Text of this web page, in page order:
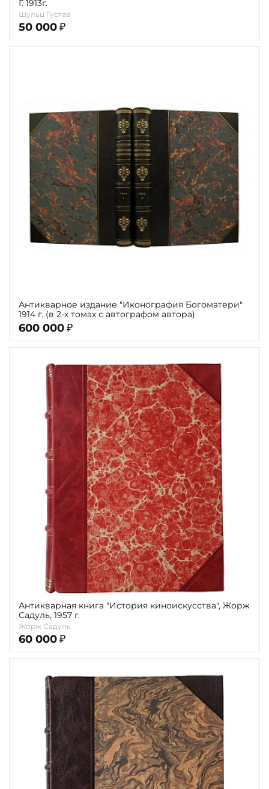
Г. 1913г.
Шульц Густав
50 000 ₽
Антикварное издание "Иконография Богоматери"
1914 г. (в 2-х томах с автографом автора)
600 000 ₽
Антикварная книга "История киноискусства", Жорж
Садуль, 1957 г.
Жорж Садуль
60 000 ₽